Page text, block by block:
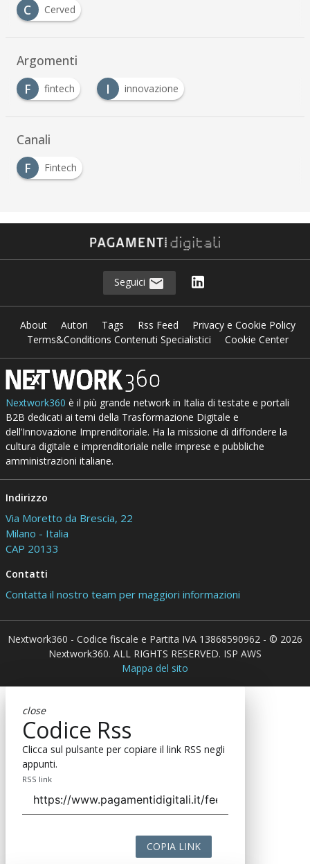
C
Cerved
Argomenti
F
fintech I innovazione
Canali
F
Fintech
Seguici
About Autori Tags Rss Feed
Privacy e Cookie Policy
Terms&Conditions Contenuti Specialistici
Cookie Center
Nextwork360 è il più grande network in Italia di testate e portali
B2B dedicati ai temi della Trasformazione Digitale e
dell’Innovazione Imprenditoriale. Ha la missione di diffondere la
cultura digitale e imprenditoriale nelle imprese e pubbliche
amministrazioni italiane.
Indirizzo
Via Moretto da Brescia, 22
Milano - Italia
CAP 20133
Contatti
Contatta il nostro team per maggiori informazioni
Nextwork360 - Codice fiscale e Partita IVA 13868590962 - © 2026
Nextwork360. ALL RIGHTS RESERVED. ISP AWS
Mappa del sito
close
Codice Rss
Clicca sul pulsante per copiare il link RSS negli
appunti.
RSS link
COPIA LINK